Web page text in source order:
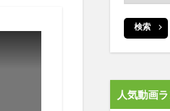
検索
人気動画